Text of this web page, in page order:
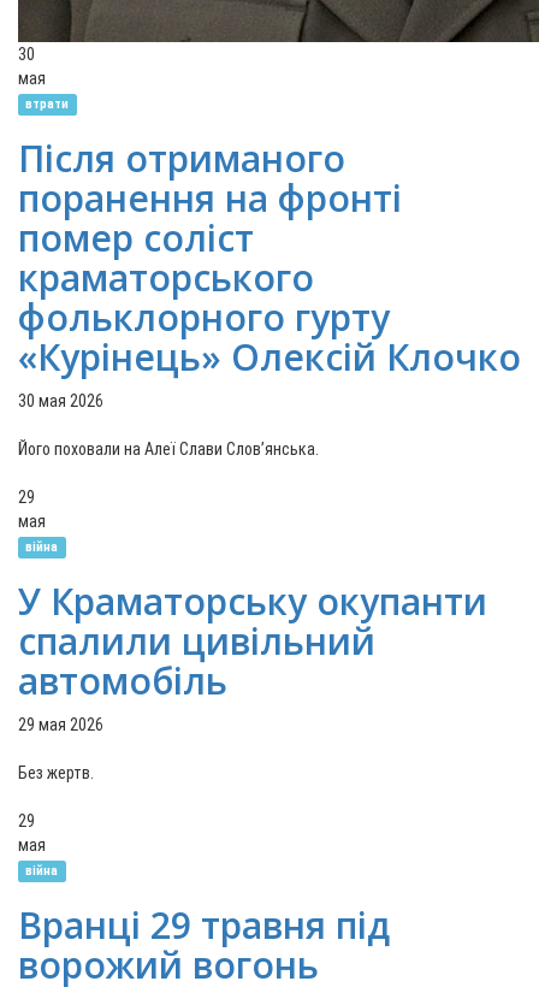
30
мая
втрати
Після отриманого
поранення на фронті
помер соліст
краматорського
фольклорного гурту
«Курінець» Олексій Клочко
30 мая 2026
Його поховали на Алеї Слави Слов’янська.
29
мая
війна
У Краматорську окупанти
спалили цивільний
автомобіль
29 мая 2026
Без жертв.
29
мая
війна
Вранці 29 травня під
ворожий вогонь